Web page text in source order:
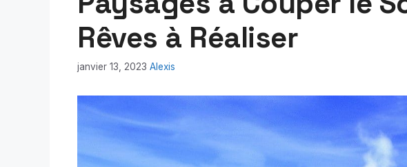
Rêves à Réaliser
janvier 13, 2023 Alexis